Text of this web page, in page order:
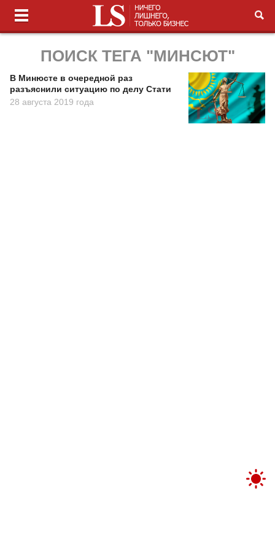
ПОИСК ТЕГА "МИНСЮТ"
В Минюсте в очередной раз
разъяснили ситуацию по делу Стати
28 августа 2019 года